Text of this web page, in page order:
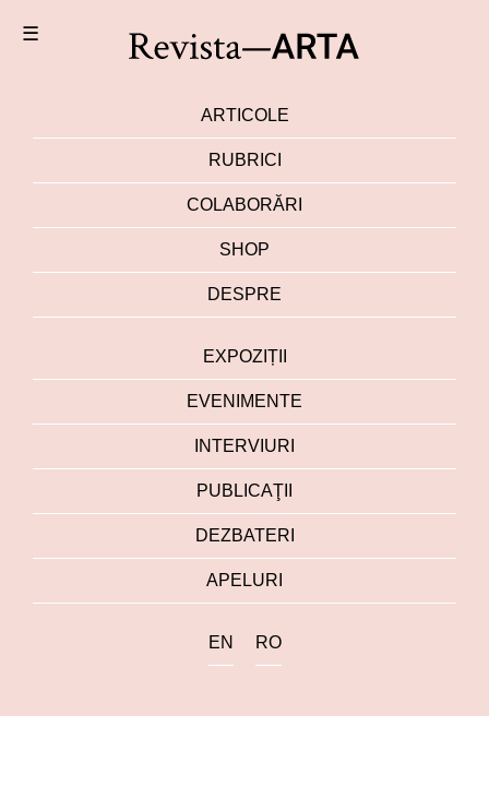
☰
ARTICOLE
RUBRICI
COLABORĂRI
SHOP
DESPRE
EXPOZIȚII
EVENIMENTE
INTERVIURI
PUBLICAŢII
DEZBATERI
APELURI
EN RO